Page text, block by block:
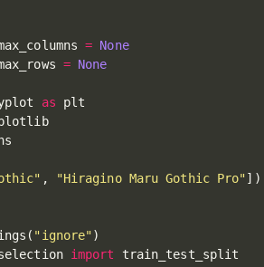
= None
= None
as
japanize_matplotlib
, "Hiragino Maru Gothic Pro"] )
( "ignore")
import train_test_split